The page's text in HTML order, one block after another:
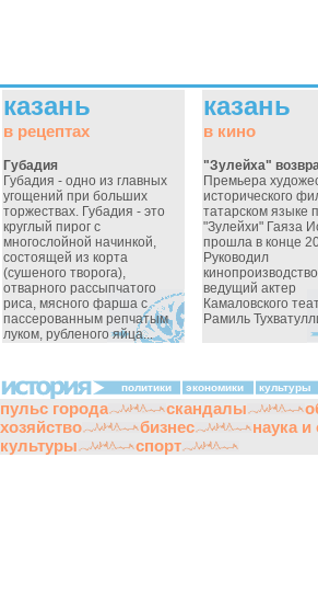
казань
в рецептах
Губадия
Губадия - одно из главных
угощений при больших
торжествах. Губадия - это
круглый пирог с
многослойной начинкой,
состоящей из корта
(сушеного творога),
отварного рассыпчатого
риса, мясного фарша с
пассерованным репчатым
луком, рубленого яйца...
казань
в кино
"Зулейха"
Премьера
исторического
татарском языке
"Зулейхи" Гаяза
прошла в конце
Руководил
ведущий актер
Камаловского
Рамиль
политики экономики культуры
пульс города скандалы
хозяйство
бизнес наука и
культуры
спорт